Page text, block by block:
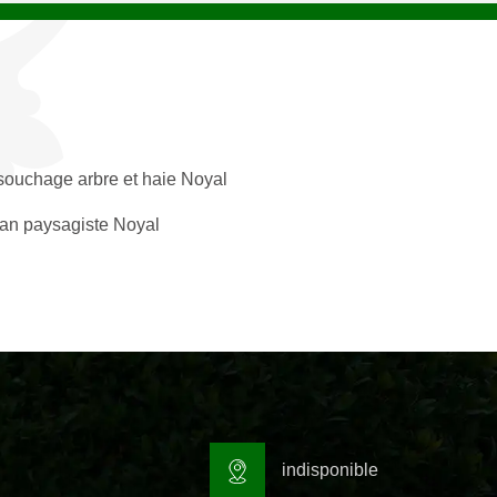
arbre et haie Noyal
paysagiste Noyal
indisponible